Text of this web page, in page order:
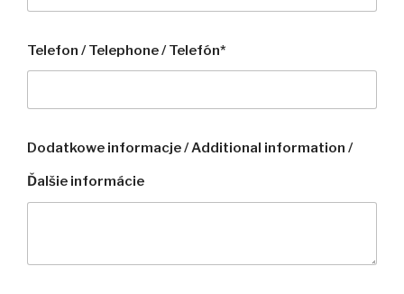
Telefon / Telephone / Telefón*
Dodatkowe informacje / Additional information /
Ďalšie informácie